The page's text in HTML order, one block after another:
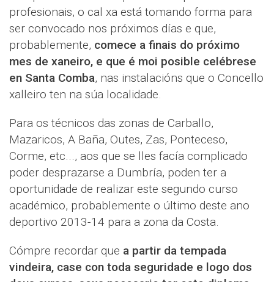
profesionais, o cal xa está tomando forma para
ser convocado nos próximos días e que,
probablemente, comece a finais do próximo
mes de xaneiro, e que é moi posible celébrese
en Santa Comba, nas instalacións que o Concello
xalleiro ten na súa localidade.
Para os técnicos das zonas de Carballo,
Mazaricos, A Baña, Outes, Zas, Ponteceso,
Corme, etc..., aos que se lles facía complicado
poder desprazarse a Dumbría, poden ter a
oportunidade de realizar este segundo curso
académico, probablemente o último deste ano
deportivo 2013-14 para a zona da Costa.
Cómpre recordar que a partir da tempada
vindeira, case con toda seguridade e logo dos